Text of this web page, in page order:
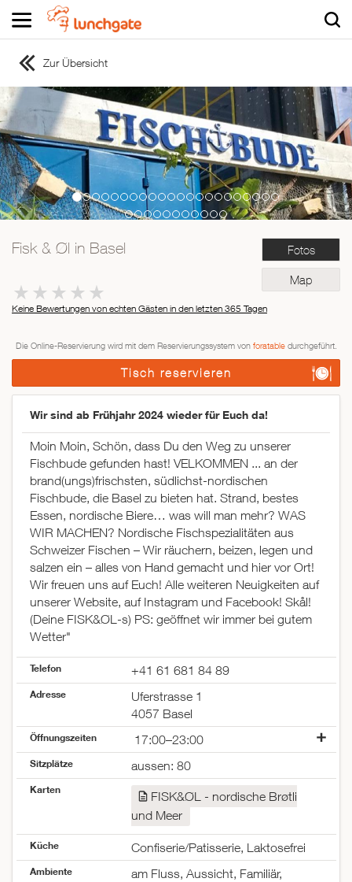
ZUR STARTSEITE
ZUR RESTAURANTSUCHE
Asiatisch
Italienisch
Französisch
Traditionell
Mexikanisch
Zur Übersicht
Fotos
Map
Fisk & Øl in Basel
Keine Bewertungen von echten Gästen in den letzten 365 Tagen
Die Online-Reservierung wird mit dem Reservierungssystem von foratabledurchgeführt.
Tisch reservieren
Wir sind ab Frühjahr 2024 wieder für Euch da!
Moin Moin, Schön, dass Du den Weg zu unserer
Fischbude gefunden hast! VELKOMMEN ... an der
brand(ungs)frischsten, südlichst-nordischen
Fischbude, die Basel zu bieten hat. Strand, bestes
Essen, nordische Biere… was will man mehr? WAS
WIR MACHEN? Nordische Fischspezialitäten aus
Schweizer Fischen – Wir räuchern, beizen, legen und
salzen ein – alles von Hand gemacht und hier vor Ort!
Wir freuen uns auf Euch! Alle weiteren Neuigkeiten auf
unserer Website, auf Instagram und Facebook! Skål!
(Deine FISK&ØL-s) PS: geöffnet wir immer bei gutem
Wetter"
Telefon +41 61 681 84 89
Adresse
Uferstrasse 1
4057 Basel
Öffnungszeiten
17:00–23:00
Montag
Mittwoch
Samstag
Sonntag
geschlossen
17:00–23:00
17:00–23:00
17:00–23:00
17:00–23:00
12:00–21:00
Sitzplätze aussen: 80
Karten
FISK&ØL - nordische Brøtli
und Meer
Küche Confiserie/Patisserie, Laktosefrei
Ambiente
am Fluss, Aussicht, Familiär,